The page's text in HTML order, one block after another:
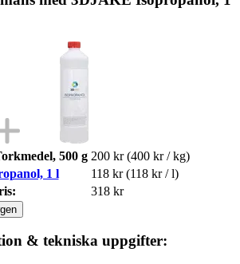
500 g 200 kr (400 kr / kg)
1 l
118 kr (118 kr / l)
318 kr
& tekniska uppgifter: